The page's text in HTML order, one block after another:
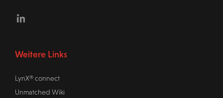
Weitere Links
LynX® connect
Unmatched Wiki